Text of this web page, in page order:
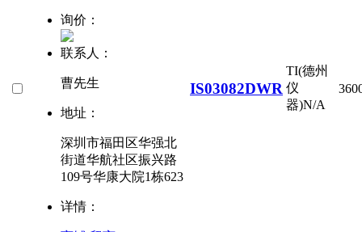
询价：
联系人：
曹先生
地址：
深圳市福田区华强北
街道华航社区振兴路
109号华康大院1栋623
详情：
IS03082DWR
TI(德州
仪
器)N/A